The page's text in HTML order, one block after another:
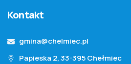
Kontakt
gmina@chelmiec.pl
Papieska 2, 33-395 Chełmiec